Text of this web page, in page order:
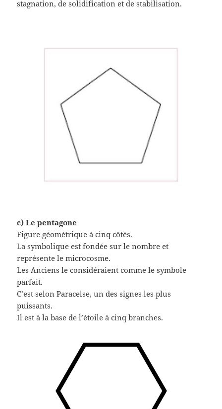
stagnation, de solidification et de stabilisation.
c) Le pentagone
Figure géométrique à cinq côtés.
La symbolique est fondée sur le nombre et
représente le microcosme.
Les Anciens le considéraient comme le symbole
parfait.
C’est selon Paracelse, un des signes les plus
puissants.
Il est à la base de l’étoile à cinq branches.